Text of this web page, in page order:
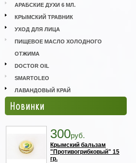
АРАБСКИЕ ДУХИ 6 МЛ.
КРЫМСКИЙ ТРАВНИК
УХОД ДЛЯ ЛИЦА
ПИЩЕВОЕ МАСЛО ХОЛОДНОГО
ОТЖИМА
DOCTOR OIL
SMARTOLEO
ЛАВАНДОВЫЙ КРАЙ
Новинки
300руб.
Крымский бальзам
"Противогрибковый" 15
гр.